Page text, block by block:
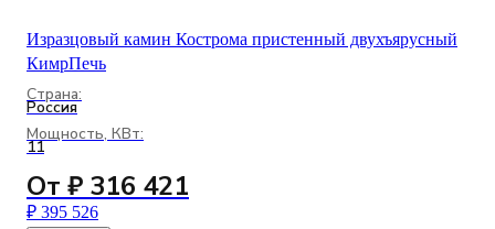
Изразцовый камин Кострома пристенный двухъярусный
КимрПечь
Страна:
Россия
Мощность, КВт:
11
От ₽ 316 421
₽ 395 526